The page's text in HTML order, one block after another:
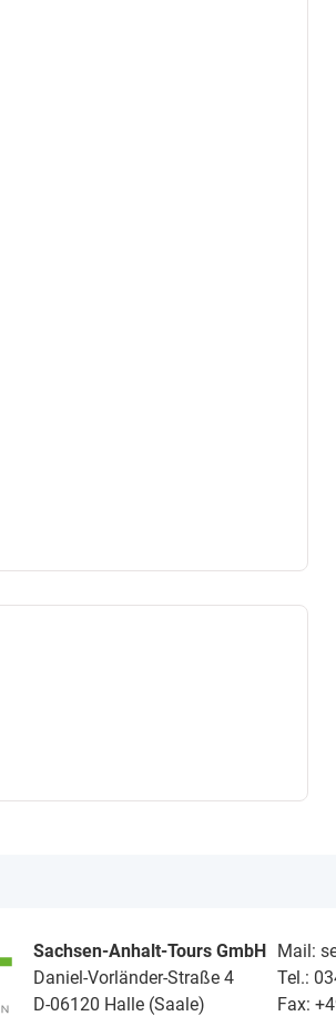
Sachsen-Anhalt-Tours GmbH
Daniel-Vorländer-Straße 4
D-06120 Halle (Saale)
Mail:
Tel.:
Fax: